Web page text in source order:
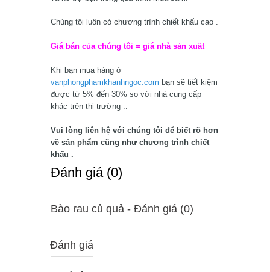
Chúng tôi luôn có chương trình chiết khấu cao .
Giá bán của chúng tôi = giá nhà sản xuất
Khi bạn mua hàng ở
vanphongphamkhanhngoc.com bạn sẽ tiết kiệm
được từ 5% đến 30% so với nhà cung cấp
khác trên thị trường ..
Vui lòng liên hệ với chúng tôi để biết rõ hơn
về sản phẩm cũng như chương trình chiết
khấu .
Ðánh giá (0)
Bào rau củ quả - Ðánh giá (0)
Đánh giá